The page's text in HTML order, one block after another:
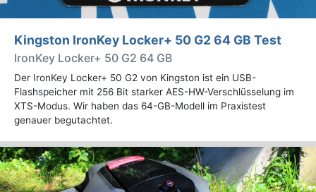
Kingston IronKey Locker+ 50 G2 64 GB Test
IronKey Locker+ 50 G2 64 GB
Der IronKey Locker+ 50 G2 von Kingston ist ein USB-
Flashspeicher mit 256 Bit starker AES-HW-Verschlüsselung im
XTS-Modus. Wir haben das 64-GB-Modell im Praxistest
genauer begutachtet.